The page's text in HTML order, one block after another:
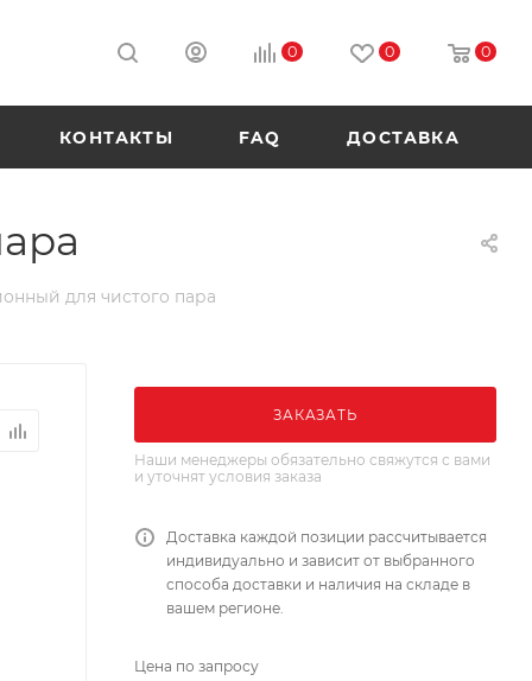
0 0 0
КОНТАКТЫ FAQ ДОСТАВКА
для чистого пара
ЗАКАЗАТЬ
Наши менеджеры обязательно свяжутся с вами
и уточнят условия заказа
Доставка каждой позиции рассчитывается
индивидуально и зависит от выбранного
способа доставки и наличия на складе в
вашем регионе.
Цена по запросу